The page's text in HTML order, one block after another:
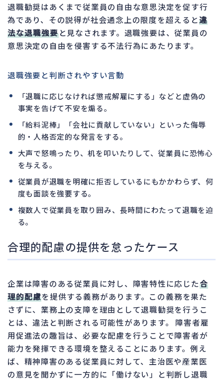
退職勧奨はあくまで従業員の自由な意思決定を促す行
為であり、その説得が社会通念上の限度を超えると違
法な退職強要と見なされます。退職強要は、従業員の
意思決定の自由を侵害する不法行為にあたります。
退職強要と判断されやすい言動
「退職に応じなければ懲戒解雇にする」などと虚偽の
事実を告げて不安を煽る。
「給料泥棒」「会社に貢献していない」といった侮辱
的・人格否定的な発言をする。
大声で怒鳴ったり、机を叩いたりして、従業員に恐怖心
を与える。
従業員が退職を明確に拒否しているにもかかわらず、何
度も面談を強要する。
複数人で従業員を取り囲み、長時間にわたって退職を迫
る。
合理的配慮の提供を怠ったケース
企業は障害のある従業員に対し、障害特性に応じた合
理的配慮を提供する義務があります。この義務を果た
さずに、業務上の支障を理由として退職勧奨を行うこ
とは、違法と判断される可能性があります。 障害者雇
用促進法の趣旨は、必要な配慮を行うことで障害者が
能力を発揮できる環境を整えることにあります。例え
ば、精神障害のある従業員に対して、主治医や産業医
の意見を聞かずに一方的に「働けない」と判断し退職